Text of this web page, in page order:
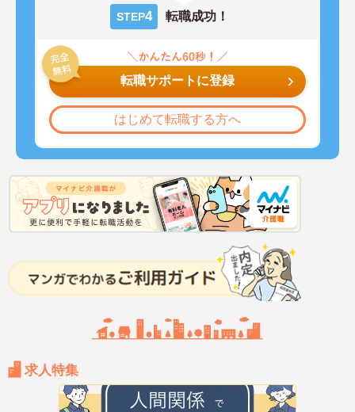
STEP4 転職成功！
転職サポートに登録
はじめて転職する方へ
求人特集